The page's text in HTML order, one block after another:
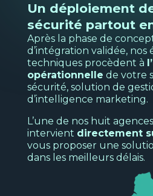
Pour protéger les biens
de votre entreprise.
Découvrir
Voir la page →
Un déploiement
sécurité partout
Après la phase de
d’intégration validée, nos
techniques procèdent à
opérationnelle de votre
sécurité, solution de
d’intelligence marketing.
L’une de nos huit
intervient directement
vous proposer une
dans les meilleurs délais.